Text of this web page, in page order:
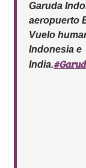
Garuda
aeropuerto
Vuelo
Indonesia e
India.